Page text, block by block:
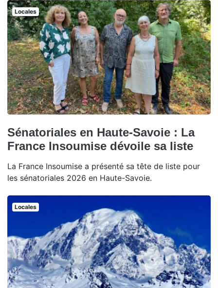
Locales
Sénatoriales en Haute-Savoie : La
France Insoumise dévoile sa liste
La France Insoumise a présenté sa tête de liste pour
les sénatoriales 2026 en Haute-Savoie.
Locales